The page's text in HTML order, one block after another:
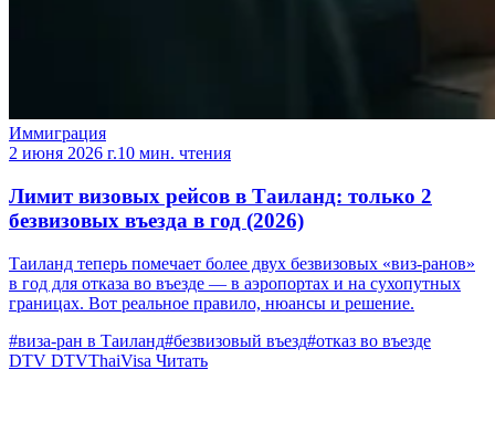
Иммиграция
2 июня 2026 г.10 мин. чтения
Лимит визовых рейсов в Таиланд: только 2
безвизовых въезда в год (2026)
Таиланд теперь помечает более двух безвизовых «виз-ранов»
в год для отказа во въезде — в аэропортах и на сухопутных
границах. Вот реальное правило, нюансы и решение.
#виза-ран в Таиланд#безвизовый въезд#отказ во въезде
DTV DTVThaiVisa Читать